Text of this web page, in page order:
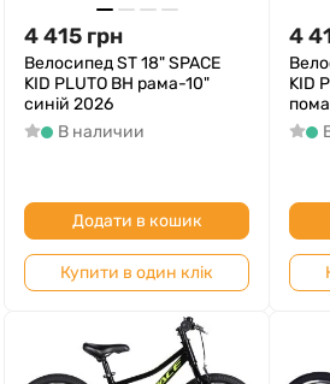
4 415 грн
Велосипед ST 18" SPACE
KID PLUTO BH рама-10"
синій 2026
В наличии
Додати в кошик
Купити в один клік
4
KID